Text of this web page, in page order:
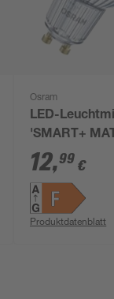
Osram
LED-
'SMART+
Spot
dimmbar
klar GU10 4,7
lm warmweiß
12,99 €
Produktdatenblatt